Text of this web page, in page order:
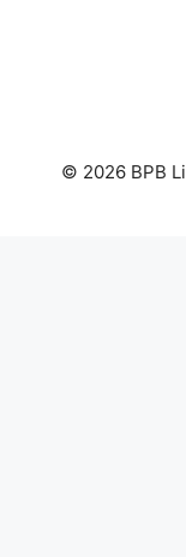
© 2026 BPB